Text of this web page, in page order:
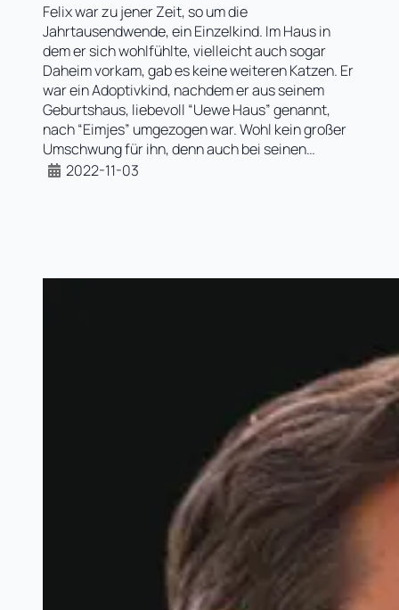
Felix war zu jener Zeit, so um die
Jahrtausendwende, ein Einzelkind. Im Haus in
dem er sich wohlfühlte, vielleicht auch sogar
Daheim vorkam, gab es keine weiteren Katzen. Er
war ein Adoptivkind, nachdem er aus seinem
Geburtshaus, liebevoll “Uewe Haus” genannt,
nach “Eimjes” umgezogen war. Wohl kein großer
Umschwung für ihn, denn auch bei seinen…
2022-11-03